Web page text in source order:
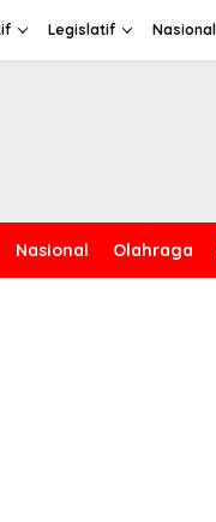
Legislatif Nasional
Nasional Olahraga